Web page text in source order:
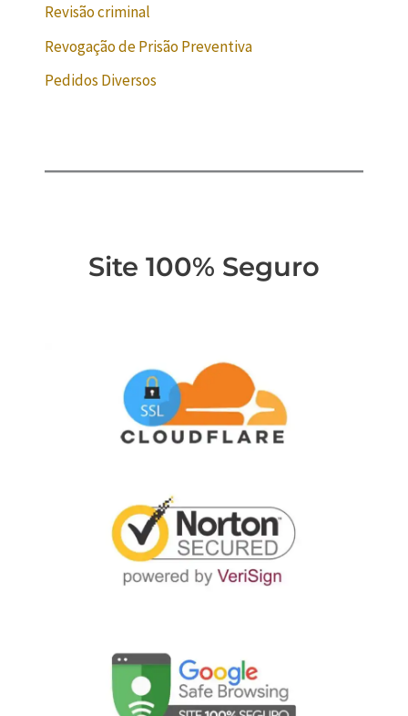
Revisão criminal
Revogação de Prisão Preventiva
Pedidos Diversos
Site 100% Seguro